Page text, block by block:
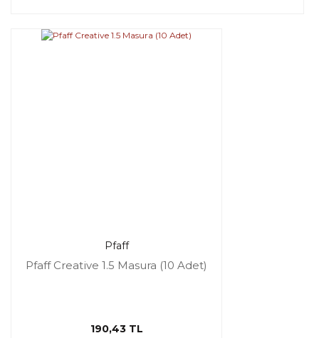
Pfaff
Pfaff Creative 1.5 Masura (10 Adet)
190,43 TL